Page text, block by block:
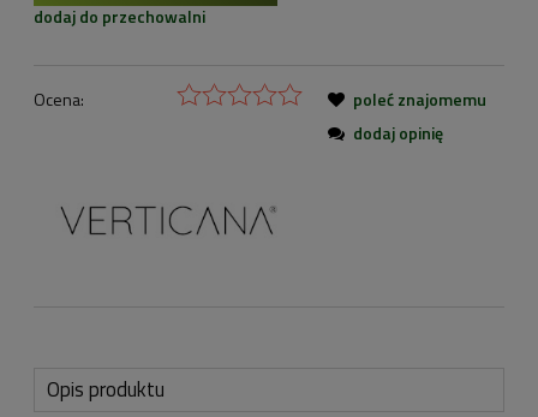
dodaj do przechowalni
Ocena:
poleć znajomemu
dodaj opinię
Opis produktu